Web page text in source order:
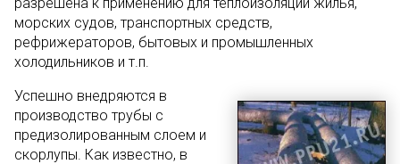
морских судов, транспортных средств,
рефрижераторов, бытовых и промышленных
холодильников и т.п.
Успешно внедряются в
производство трубы с
предизолированным слоем и
скорлупы. Как известно, в